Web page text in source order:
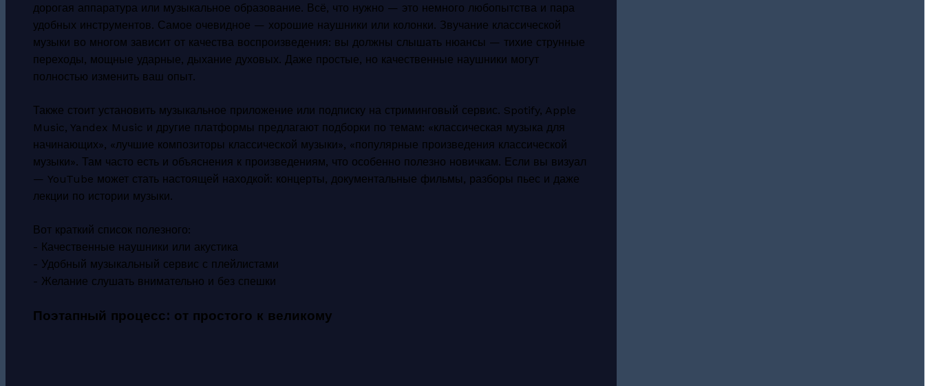
дорогая аппаратура или музыкальное образование. Всё, что нужно — это немного любопытства и пара
удобных инструментов. Самое очевидное — хорошие наушники или колонки. Звучание классической
музыки во многом зависит от качества воспроизведения: вы должны слышать нюансы — тихие струнные
переходы, мощные ударные, дыхание духовых. Даже простые, но качественные наушники могут
полностью изменить ваш опыт.
Также стоит установить музыкальное приложение или подписку на стриминговый сервис. Spotify, Apple
Music, Yandex Music и другие платформы предлагают подборки по темам: «классическая музыка для
начинающих», «лучшие композиторы классической музыки», «популярные произведения классической
музыки». Там часто есть и объяснения к произведениям, что особенно полезно новичкам. Если вы визуал
— YouTube может стать настоящей находкой: концерты, документальные фильмы, разборы пьес и даже
лекции по истории музыки.
Вот краткий список полезного:
- Качественные наушники или акустика
- Удобный музыкальный сервис с плейлистами
- Желание слушать внимательно и без спешки
Поэтапный процесс: от простого к великому